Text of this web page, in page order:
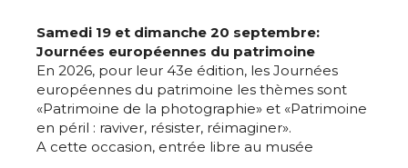
Samedi 19 et dimanche 20 septembre:
Journées européennes du patrimoine
En 2026, pour leur 43e édition, les Journées
européennes du patrimoine les thèmes sont
«Patrimoine de la photographie» et «Patrimoine
en péril : raviver, résister, réimaginer».
A cette occasion, entrée libre au musée